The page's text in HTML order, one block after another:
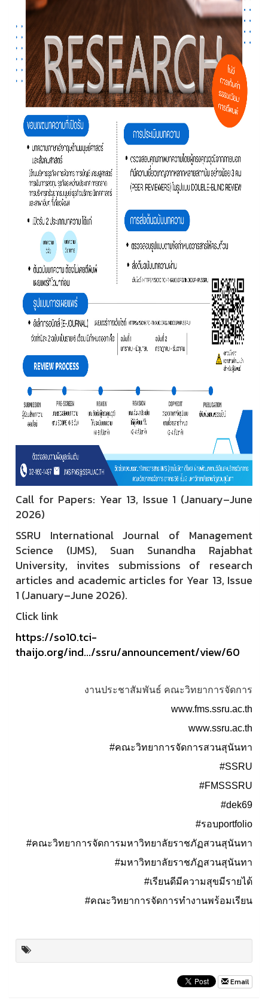
Call for Papers: Year 13, Issue 1 (January–June
2026)
SSRU International Journal of Management
Science (IJMS), Suan Sunandha Rajabhat
University, invites submissions of research
articles and academic articles for Year 13, Issue
1 (January–June 2026).
Click link
https://so10.tci-
thaijo.org/ind.../ssru/announcement/view/60
งานประชาสัมพันธ์ คณะวิทยาการจัดการ
www.fms.ssru.ac.th
www.ssru.ac.th
#คณะวิทยาการจัดการสวนสุนันทา
#SSRU
#FMSSSRU
#dek69
#รอบportfolio
#คณะวิทยาการจัดการมหาวิทยาลัยราชภัฏสวนสุนันทา
#มหาวิทยาลัยราชภัฏสวนสุนันทา
#เรียนดีมีความสุขมีรายได้
#คณะวิทยาการจัดการทำงานพร้อมเรียน
Email